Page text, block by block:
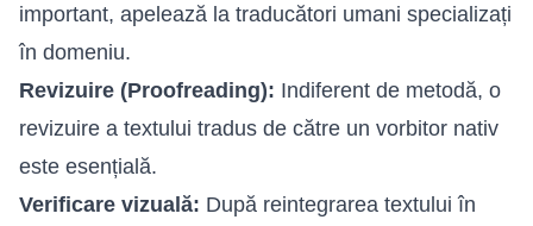
important, apelează la traducători umani specializați
în domeniu.
Revizuire (Proofreading): Indiferent de metodă, o
revizuire a textului tradus de către un vorbitor nativ
este esențială.
Verificare vizuală: După reintegrarea textului în